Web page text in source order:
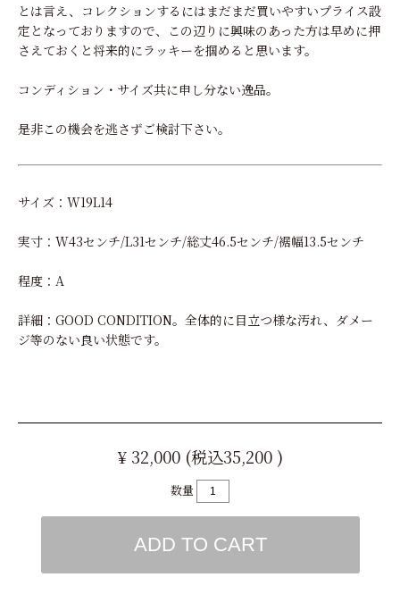
とは言え、コレクションするにはまだまだ買いやすいプライス設
定となっておりますので、この辺りに興味のあった方は早めに押
さえておくと将来的にラッキーを掴めると思います。
コンディション・サイズ共に申し分ない逸品。
是非この機会を逃さずご検討下さい。
サイズ：W19L14
実寸：W43センチ/L31センチ/総丈46.5センチ/裾幅13.5センチ
程度：A
詳細：GOOD CONDITION。全体的に目立つ様な汚れ、ダメー
ジ等のない良い状態です。
¥ 32,000 (税込35,200 )
数量
ADD TO CART